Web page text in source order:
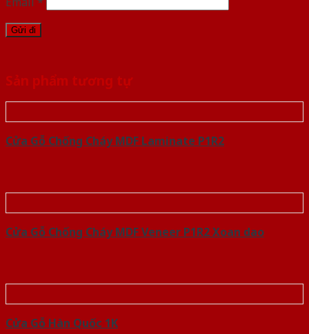
Sản phẩm tương tự
Cửa Gỗ Chống Cháy MDF Laminate P1R2
Cửa Gỗ Chống Cháy MDF Veneer P1R2 Xoan dao
Cửa Gỗ Hàn Quốc 1K